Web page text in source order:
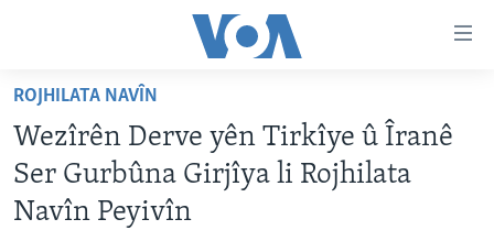
Yekser
naveroka
serekî
Yekser
here
VÎDYO GALERÎ
HERÊMÊN KURDAN
ROJHILATA NAVÎN
Wezîrên Derve yên Tirkîye û Îranê
Ser Gurbûna Girjîya li Rojhilata
Navîn Peyivîn